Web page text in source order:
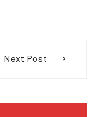
Next Post